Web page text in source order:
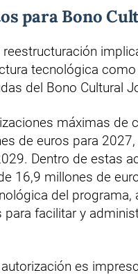
para Bono
tecnológica
del Bono Cultural
máximas de
de euros para
Dentro de estas
16,9 millones de
del
para facilitar y
es